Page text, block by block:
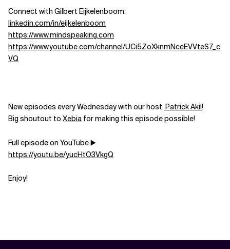
Connect with Gilbert Eijkelenboom:
linkedin.com/in/eijkelenboom
https://www.mindspeaking.com
https://www.youtube.com/channel/UCi5ZoXknmNceEVVteS7_c
VQ
New episodes every Wednesday with our host Patrick Akil!
Big shoutout to Xebia for making this episode possible!
Full episode on YouTube ▶️
https://youtu.be/yucHtO3VkgQ
Enjoy!